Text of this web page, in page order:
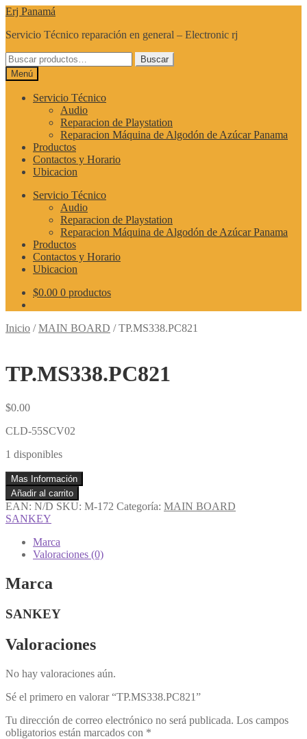
Ir
la
Ir
contenido
Erj Panamá
Servicio Técnico reparación en general – Electronic rj
Buscar
por:
Buscar
Menú
Servicio Técnico
Audio
Reparacion de Playstation
Reparacion Máquina de Algodón de Azúcar Panama
Productos
Contactos y Horario
Ubicacion
Servicio Técnico
Audio
Reparacion de Playstation
Reparacion Máquina de Algodón de Azúcar Panama
Productos
Contactos y Horario
Ubicacion
$0.00 0 productos
Inicio /MAIN BOARD /TP.MS338.PC821
TP.MS338.PC821
$0.00
CLD-55SCV02
1 disponibles
Mas Información
TP.MS338.PC821
cantidad
Añadir al carrito
EAN: N/D SKU: M-172 Categoría: MAIN BOARD
SANKEY
Marca
Valoraciones (0)
Marca
SANKEY
Valoraciones
No hay valoraciones aún.
Sé el primero en valorar “TP.MS338.PC821”
Tu dirección de correo electrónico no será publicada. Los campos
obligatorios están marcados con *